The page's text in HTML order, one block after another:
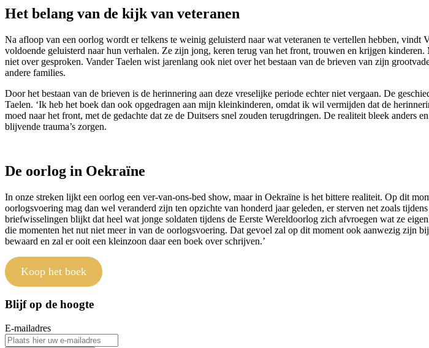
Het belang van de kijk van veteranen
Na afloop van een oorlog wordt er telkens te weinig geluisterd naar wat veteranen te vertellen hebben,
voldoende geluisterd naar hun verhalen. Ze zijn jong, keren terug van het front, trouwen en krijgen
niet over gesproken. Vander Taelen wist jarenlang ook niet over het bestaan van de brieven van zijn
andere families.
Door het bestaan van de brieven is de herinnering aan deze vreselijke periode echter niet vergaan. De
Taelen. ‘Ik heb het boek dan ook opgedragen aan mijn kleinkinderen, omdat ik wil vermijden dat de
moed naar het front, met de gedachte dat ze de Duitsers snel zouden terugdringen. De realiteit bleek
blijvende trauma’s zorgen.
De oorlog in Oekraïne
In onze streken lijkt een oorlog een ver-van-ons-bed show, maar in Oekraïne is het bittere realiteit. Op dit
oorlogsvoering mag dan wel veranderd zijn ten opzichte van honderd jaar geleden, er sterven net zoals
briefwisselingen blijkt dat heel wat jonge soldaten tijdens de Eerste Wereldoorlog zich afvroegen wat ze
die momenten het nut niet meer in van de oorlogsvoering. Dat gevoel zal op dit moment ook aanwezig zijn
bewaard en zal er ooit een kleinzoon daar een boek over schrijven.’
Koop het boek
Blijf op de hoogte
E-mailadres